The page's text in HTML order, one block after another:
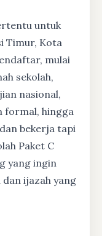
untuk
Timur, Kota
mulai
sekolah,
nasional,
formal, hingga
bekerja tapi
Paket C
yang ingin
ijazah yang